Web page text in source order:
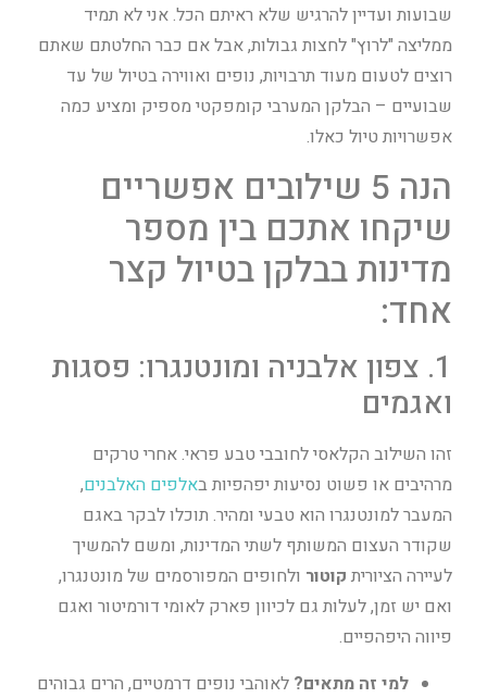
שבועות ועדיין להרגיש שלא ראיתם הכל. אני לא תמיד
ממליצה "לרוץ" לחצות גבולות, אבל אם כבר החלטתם שאתם
רוצים לטעום מעוד תרבויות, נופים ואווירה בטיול של עד
שבועיים – הבלקן המערבי קומפקטי מספיק ומציע כמה
אפשרויות טיול כאלו.
הנה 5 שילובים אפשריים
שיקחו אתכם בין מספר
מדינות בבלקן בטיול קצר
אחד:
1. צפון אלבניה ומונטנגרו: פסגות
ואגמים
זהו השילוב הקלאסי לחובבי טבע פראי. אחרי טרקים
מרהיבים או פשוט נסיעות יפהפיות באלפים האלבנים,
המעבר למונטנגרו הוא טבעי ומהיר. תוכלו לבקר באגם
שקודר העצום המשותף לשתי המדינות, ומשם להמשיך
לעיירה הציורית קוטור ולחופים המפורסמים של מונטנגרו,
ואם יש זמן, לעלות גם לכיוון פארק לאומי דורמיטור ואגם
פיווה היפהפיים.
למי זה מתאים? לאוהבי נופים דרמטיים, הרים גבוהים